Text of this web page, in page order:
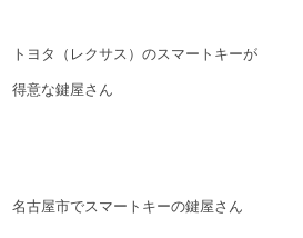
トヨタ（レクサス）のスマートキーが
得意な鍵屋さん
名古屋市でスマートキーの鍵屋さん